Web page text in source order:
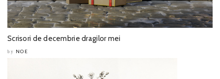
Scrisori de decembrie dragilor mei
by NOE